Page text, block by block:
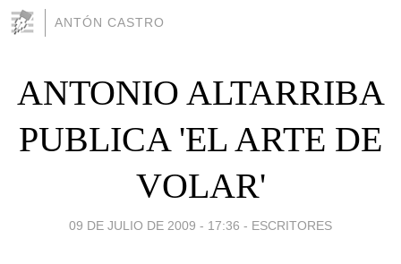
ANTÓN CASTRO
ANTONIO ALTARRIBA
PUBLICA 'EL ARTE DE
VOLAR'
09 DE JULIO DE 2009 - 17:36 - ESCRITORES